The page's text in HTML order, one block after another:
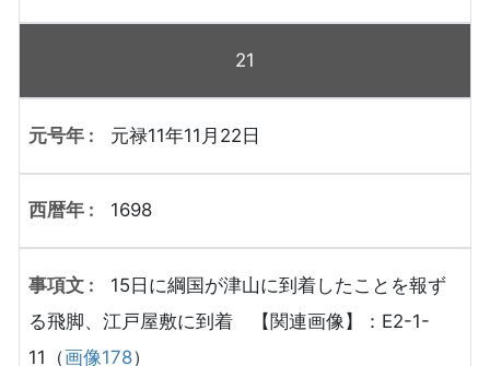
21
元禄11年11月22日
1698
15日に綱国が津山に到着したことを報ず
る飛脚、江戸屋敷に到着 【関連画像】：E2-1-
11（画像178）